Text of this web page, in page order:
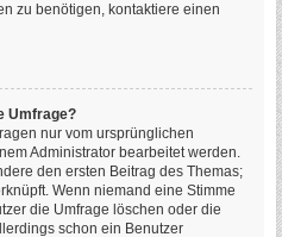
zu benötigen, kontaktiere einen
Umfrage?
nur vom ursprünglichen
Administrator bearbeitet werden.
den ersten Beitrag des Themas;
Wenn niemand eine Stimme
die Umfrage löschen oder die
schon ein Benutzer